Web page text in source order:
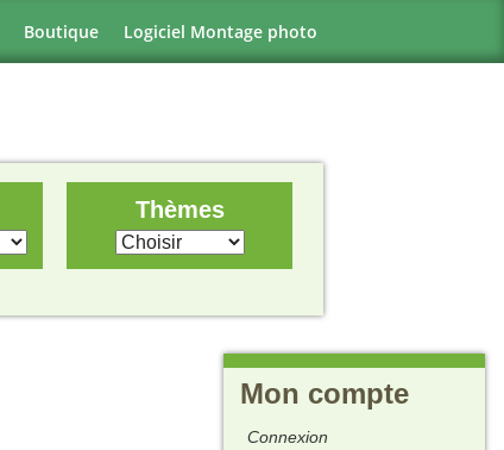
Boutique Logiciel Montage photo
Thèmes
Mon compte
Connexion